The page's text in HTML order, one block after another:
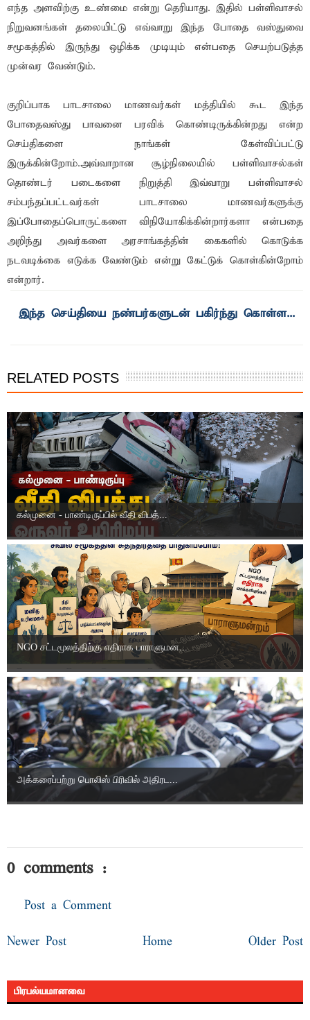
எந்த அளவிற்கு உண்மை என்று தெரியாது. இதில் பள்ளிவாசல்
நிறுவனங்கள் தலையிட்டு எவ்வாறு இந்த போதை வஸ்துவை
சமூகத்தில் இருந்து ஒழிக்க முடியும் என்பதை செயற்படுத்த
முன்வர வேண்டும்.
குறிப்பாக பாடசாலை மாணவர்கள் மத்தியில் கூட இந்த
போதைவஸ்து பாவனை பரவிக் கொண்டிருக்கின்றது என்ற
செய்திகளை நாங்கள் கேள்விப்பட்டு
இருக்கின்றோம்.அவ்வாறான சூழ்நிலையில் பள்ளிவாசல்கள்
தொண்டர் படைகளை நிறுத்தி இவ்வாறு பள்ளிவாசல்
சம்பந்தப்பட்டவர்கள் பாடசாலை மாணவர்களுக்கு
இப்போதைப்பொருட்களை விநியோகிக்கின்றார்களா என்பதை
அறிந்து அவர்களை அரசாங்கத்தின் கைகளில் கொடுக்க
நடவடிக்கை எடுக்க வேண்டும் என்று கேட்டுக் கொள்கின்றோம்
என்றார்.
RELATED POSTS
கல்முனை - பாண்டிருப்பில் வீதி விபத்...
NGO சட்டமூலத்திற்கு எதிராக பாராளுமன...
அக்கரைப்பற்று பொலிஸ் பிரிவில் அதிரட...
0 comments :
Post a Comment
Newer Post Older Post
Home
பிரபல்யமானவை